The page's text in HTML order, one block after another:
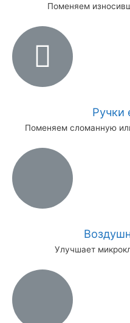
Поменяем
Ручки
Поменяем сломанную
Улучшает